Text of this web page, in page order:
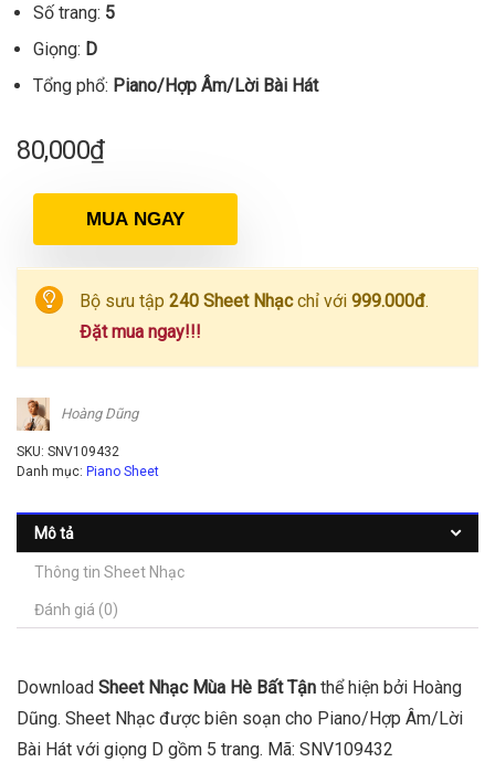
Số trang: 5
Giọng: D
Tổng phổ: Piano/Hợp Âm/Lời Bài Hát
80,000₫
MUA NGAY
Bộ sưu tập 240 Sheet Nhạcchỉ với 999.000đ.
Đặt mua ngay!!!
Hoàng Dũng
SKU: SNV109432
Danh mục: Piano Sheet
Mô tả
Thông tin Sheet Nhạc
Đánh giá (0)
Download Sheet Nhạc Mùa Hè Bất Tận thể hiện bởi Hoàng
Dũng. Sheet Nhạc được biên soạn cho Piano/Hợp Âm/Lời
Bài Hát với giọng D gồm 5 trang. Mã: SNV109432